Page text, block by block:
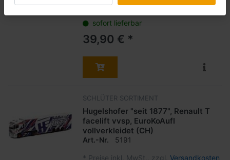
* Preise inkl. MwSt., zzgl.Versandkosten
sofort lieferbar
39,90 € *
SCHLÜTER SORTIMENT
Hugelshofer "seit 1877", Renault T
facelift vvsp, EuroKoAufl
vollverkleidet (CH)
Art.-Nr. 5191
* Preise inkl. MwSt., zzgl. Versandkosten